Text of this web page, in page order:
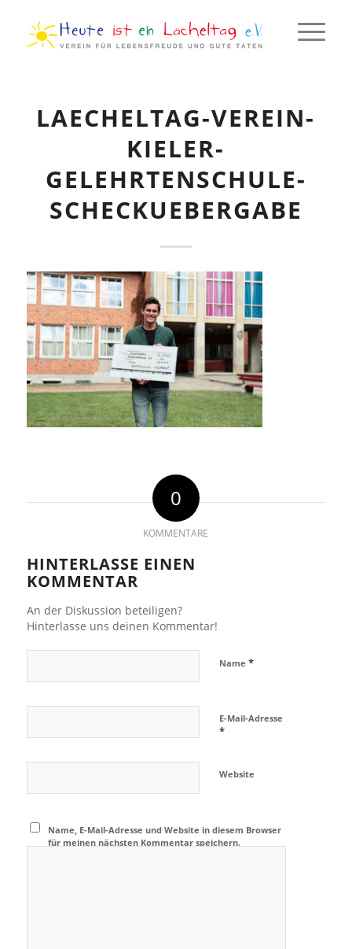
LAECHELTAG-VEREIN-
KIELER-
GELEHRTENSCHULE-
SCHECKUEBERGABE
0
KOMMENTARE
HINTERLASSE EINEN
KOMMENTAR
An der Diskussion beteiligen?
Hinterlasse uns deinen Kommentar!
Name *
E-Mail-Adresse
*
Website
Name, E-Mail-Adresse und Website in diesem Browser
für meinen nächsten Kommentar speichern.